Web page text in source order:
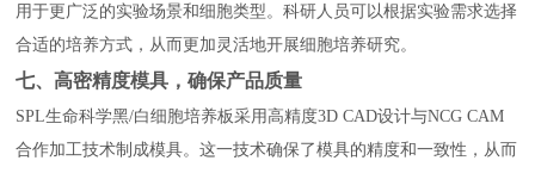
用于更广泛的实验场景和细胞类型。科研人员可以根据实验需求选择
合适的培养方式，从而更加灵活地开展细胞培养研究。
七、高密精度模具，确保产品质量
SPL生命科学黑/白细胞培养板采用高精度3D CAD设计与NCG CAM
合作加工技术制成模具。这一技术确保了模具的精度和一致性，从而